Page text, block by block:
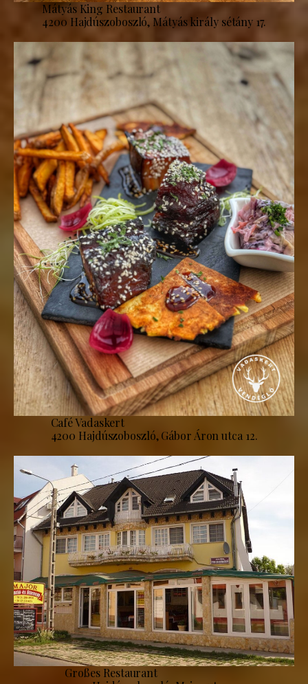
Mátyás King Restaurant
4200 Hajdúszoboszló, Mátyás király sétány 17.
Café Vadaskert
4200 Hajdúszoboszló, Gábor Áron utca 12.
Großes Restaurant